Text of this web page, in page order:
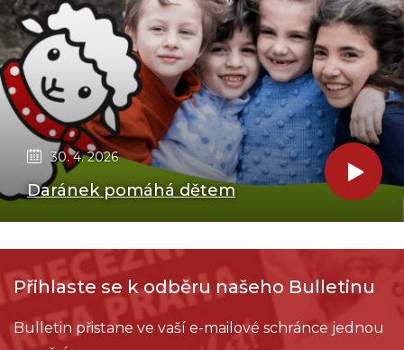
30. 4. 2026
Daránek pomáhá dětem
Přihlaste se k odběru našeho Bulletinu
Bulletin přistane ve vaší e-mailové schránce jednou